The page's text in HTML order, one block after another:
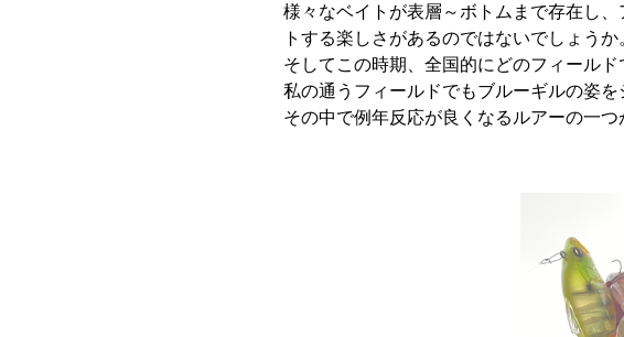
様々なベイトが表層～ボトムまで存在し
トする楽しさがあるのではないでしょうか
そしてこの時期、全国的にどのフィールド
私の通うフィールドでもブルーギルの姿
その中で例年反応が良くなるルアーの一つ